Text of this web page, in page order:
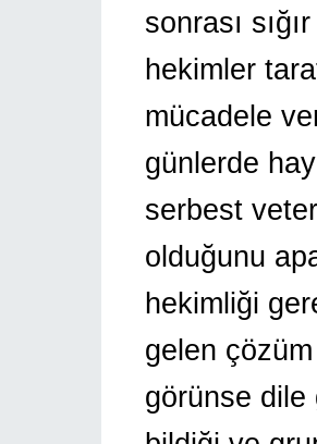
sonrası
hekimler
mücadele
günlerde
serbest
olduğunu
hekimliği
gelen
görünse